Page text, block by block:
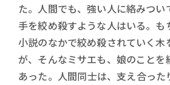
た。人間でも、強い人に絡みつ
手を絞め殺すような人はいる。も
小説のなかで絞め殺されていく木
が、そんなミサエも、娘のことを
あった。人間同士は、支え合っ